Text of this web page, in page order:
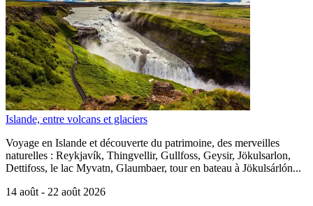
Islande, entre volcans et glaciers
Voyage en Islande et découverte du patrimoine, des merveilles
naturelles : Reykjavík, Thingvellir, Gullfoss, Geysir, Jökulsarlon,
Dettifoss, le lac Myvatn, Glaumbaer, tour en bateau à Jökulsárlón...
14 août - 22 août 2026